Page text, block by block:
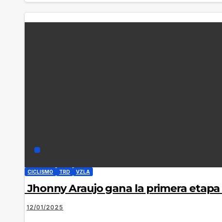
CICLISMO TRD VZLA
Jhonny Araujo gana la primera etapa
12/01/2025